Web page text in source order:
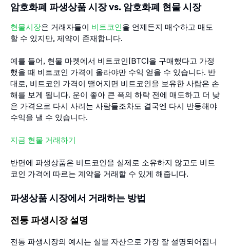
암호화폐 파생상품 시장 vs. 암호화폐 현물 시장
현물시장은 거래자들이 비트코인을 언제든지 매수하고 매도
할 수 있지만, 제약이 존재합니다.
예를 들어, 현물 마켓에서 비트코인(BTC)을 구매했다고 가정
했을 때 비트코인 가격이 올라야만 수익 얻을 수 있습니다. 반
대로, 비트코인 가격이 떨어지면 비트코인을 보유한 사람은 손
해를 보게 됩니다. 운이 좋아 큰 폭의 하락 전에 매도하고 더 낮
은 가격으로 다시 사려는 사람들조차도 결국엔 다시 반등해야
수익을 낼 수 있습니다.
지금 현물 거래하기
반면에 파생상품은 비트코인을 실제로 소유하지 않고도 비트
코인 가격에 따르는 계약을 거래할 수 있게 해줍니다.
파생상품 시장에서 거래하는 방법
전통 파생시장 설명
전통 파생시장의 예시는 실물 자산으로 가장 잘 설명되어집니